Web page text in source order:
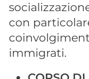
con
immigrati.